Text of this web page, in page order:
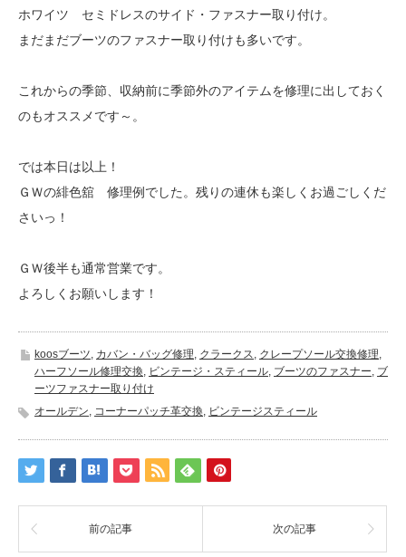
ホワイツ セミドレスのサイド・ファスナー取り付け。
まだまだブーツのファスナー取り付けも多いです。
これからの季節、収納前に季節外のアイテムを修理に出しておく
のもオススメです～。
では本日は以上！
ＧＷの緋色舘 修理例でした。残りの連休も楽しくお過ごしくだ
さいっ！
ＧＷ後半も通常営業です。
よろしくお願いします！
koosブーツ, カバン・バッグ修理, クラークス, クレープソール交換修理,
ハーフソール修理交換, ビンテージ・スティール, ブーツのファスナー, ブ
ーツファスナー取り付け
オールデン, コーナーパッチ革交換, ビンテージスティール
前の記事 次の記事